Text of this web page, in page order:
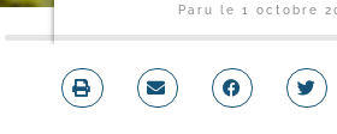
Paru le1 octobre